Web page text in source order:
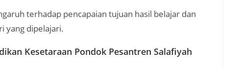
terhadap pencapaian tujuan hasil belajar dan
yang dipelajari.
Kesetaraan Pondok Pesantren Salafiyah